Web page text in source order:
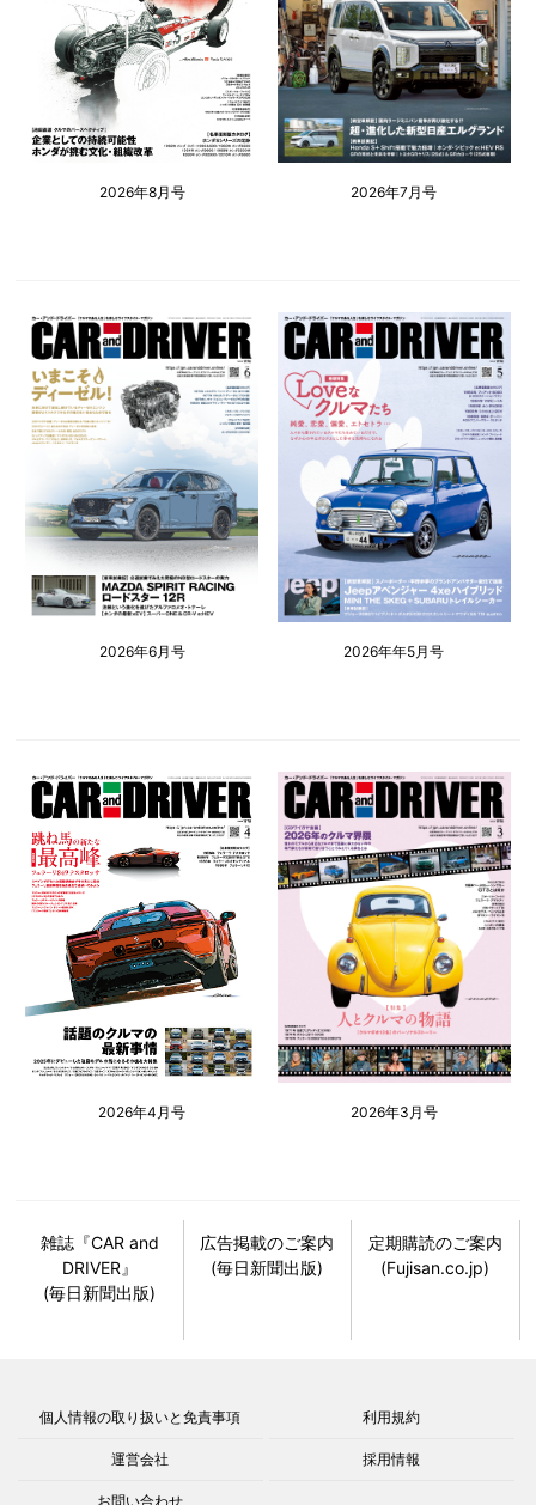
2026年8月号 2026年7月号
2026年6月号 2026年年5月号
2026年4月号 2026年3月号
雑誌『CAR and
DRIVER』
(毎日新聞出版)
広告掲載のご案内
(毎日新聞出版)
定期購読のご案内
(Fujisan.co.jp)
個人情報の取り扱いと免責事項 利用規約
運営会社 採用情報
お問い合わせ